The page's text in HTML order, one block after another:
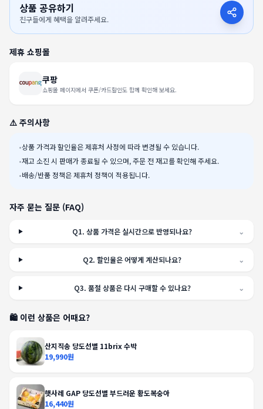
상품 공유하기
친구들에게 혜택을 알려주세요.
제휴 쇼핑몰
쿠팡
쇼핑몰 페이지에서 쿠폰/카드할인도 함께 확인해 보세요.
⚠️ 주의사항
•상품 가격과 할인율은 제휴처 사정에 따라 변경될 수 있습니다.
•재고 소진 시 판매가 종료될 수 있으며, 주문 전 재고를 확인해 주세요.
•배송/반품 정책은 제휴처 정책이 적용됩니다.
자주 묻는 질문 (FAQ)
Q1.상품 가격은 실시간으로 반영되나요? ⌄
Q2.할인율은 어떻게 계산되나요? ⌄
Q3. 품절 상품은 다시 구매할 수 있나요? ⌄
🛍️ 이런 상품은 어때요?
산지직송 당도선별 11brix 수박
19,990원
햇사레 GAP 당도선별 부드러운 황도복숭아
16,440원